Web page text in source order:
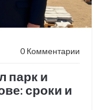
0 Комментарии
парк и
сроки и